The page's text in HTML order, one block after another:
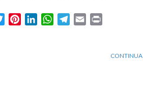
TwitterPinterestLinkedInWhatsApp
Telegram
Email
CONTINUA